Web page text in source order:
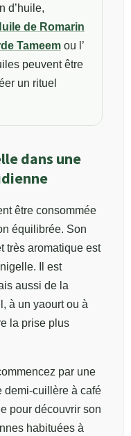
d’huile,
de Romarin
Tameem ou l’
peuvent être
un rituel
dans une
être consommée
équilibrée. Son
très aromatique est
Il est
aussi de la
à un yaourt ou à
la prise plus
par une
demi-cuillère à café
pour découvrir son
habituées à